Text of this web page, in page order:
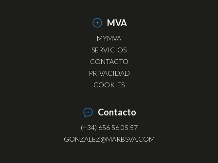
MVA
MYMVA
SERVICIOS
CONTACTO
PRIVACIDAD
COOKIES
Contacto
(+34) 656 56 05 57
GONZALEZ@MARBSVA.COM